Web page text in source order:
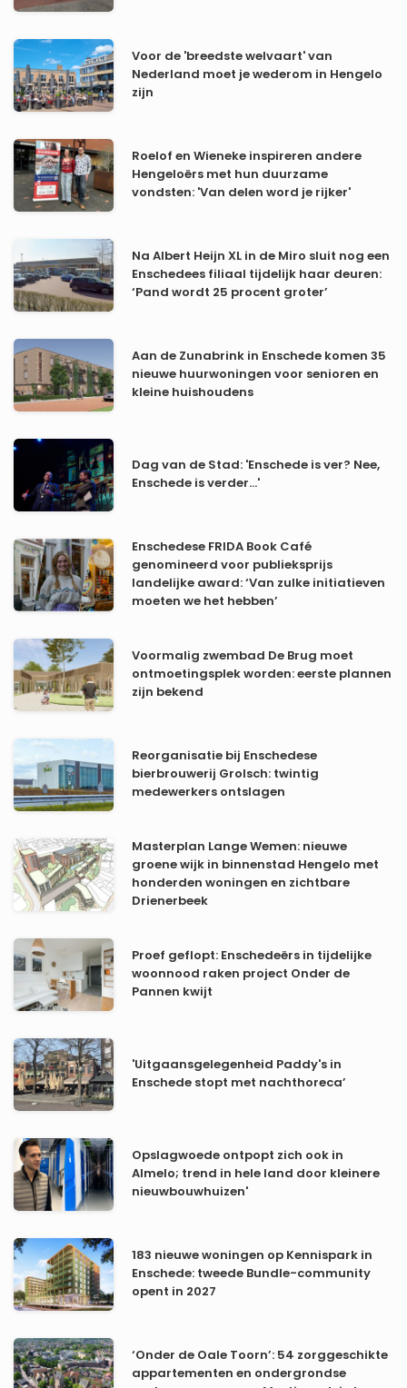
Voor de 'breedste welvaart' van
Nederland moet je wederom in Hengelo
zijn
Roelof en Wieneke inspireren andere
Hengeloërs met hun duurzame
vondsten: 'Van delen word je rijker'
Na Albert Heijn XL in de Miro sluit nog een
Enschedees filiaal tijdelijk haar deuren:
‘Pand wordt 25 procent groter’
Aan de Zunabrink in Enschede komen 35
nieuwe huurwoningen voor senioren en
kleine huishoudens
Dag van de Stad: 'Enschede is ver? Nee,
Enschede is verder…'
Enschedese FRIDA Book Café
genomineerd voor publieksprijs
landelijke award: ‘Van zulke initiatieven
moeten we het hebben’
Voormalig zwembad De Brug moet
ontmoetingsplek worden: eerste plannen
zijn bekend
Reorganisatie bij Enschedese
bierbrouwerij Grolsch: twintig
medewerkers ontslagen
Masterplan Lange Wemen: nieuwe
groene wijk in binnenstad Hengelo met
honderden woningen en zichtbare
Drienerbeek
Proef geflopt: Enschedeërs in tijdelijke
woonnood raken project Onder de
Pannen kwijt
'Uitgaansgelegenheid Paddy's in
Enschede stopt met nachthoreca’
Opslagwoede ontpopt zich ook in
Almelo; trend in hele land door kleinere
nieuwbouwhuizen'
183 nieuwe woningen op Kennispark in
Enschede: tweede Bundle-community
opent in 2027
‘Onder de Oale Toorn’: 54 zorggeschikte
appartementen en ondergrondse